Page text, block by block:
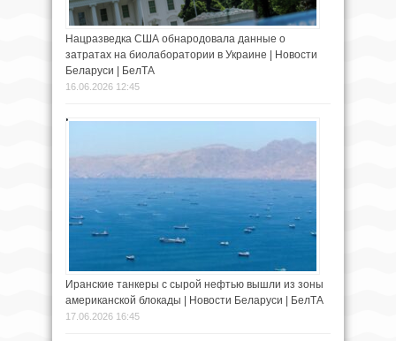
Нацразведка США обнародовала данные о
затратах на биолаборатории в Украине | Новости
Беларуси | БелТА
16.06.2026 12:45
Иранские танкеры с сырой нефтью вышли из зоны
американской блокады | Новости Беларуси | БелТА
17.06.2026 16:45